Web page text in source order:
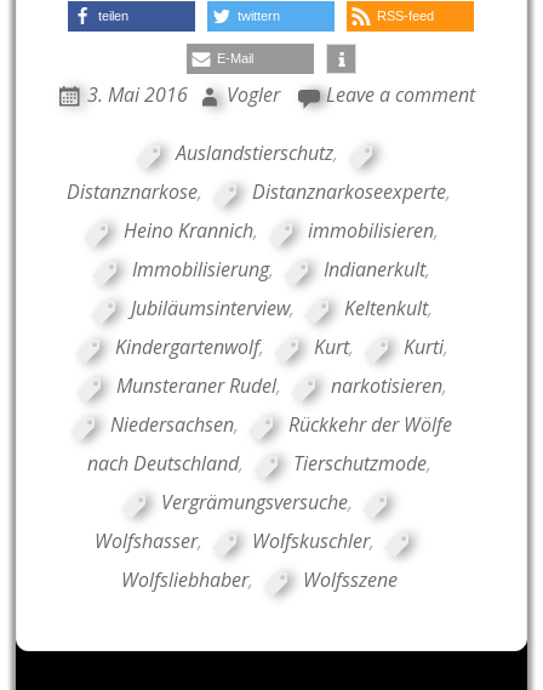
teilen twittern RSS-feed
E-Mail
3. Mai 2016 Vogler Leave a comment
Auslandstierschutz,
Distanznarkose, Distanznarkoseexperte,
Heino Krannich, immobilisieren,
Immobilisierung, Indianerkult,
Jubiläumsinterview, Keltenkult,
Kindergartenwolf, Kurt, Kurti,
Munsteraner Rudel, narkotisieren,
Niedersachsen,
Rückkehr der Wölfe
nach Deutschland, Tierschutzmode,
Vergrämungsversuche,
Wolfshasser, Wolfskuschler,
Wolfsliebhaber, Wolfsszene